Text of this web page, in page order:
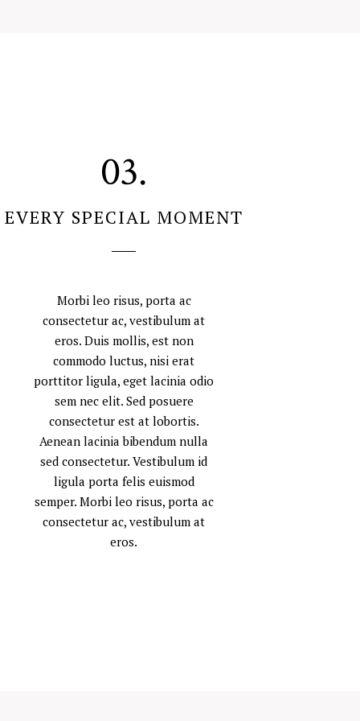
03.
EVERY SPECIAL MOMENT
Morbi leo risus, porta ac
consectetur ac, vestibulum at
eros. Duis mollis, est non
commodo luctus, nisi erat
porttitor ligula, eget lacinia odio
sem nec elit. Sed posuere
consectetur est at lobortis.
Aenean lacinia bibendum nulla
sed consectetur. Vestibulum id
ligula porta felis euismod
semper. Morbi leo risus, porta ac
consectetur ac, vestibulum at
eros.